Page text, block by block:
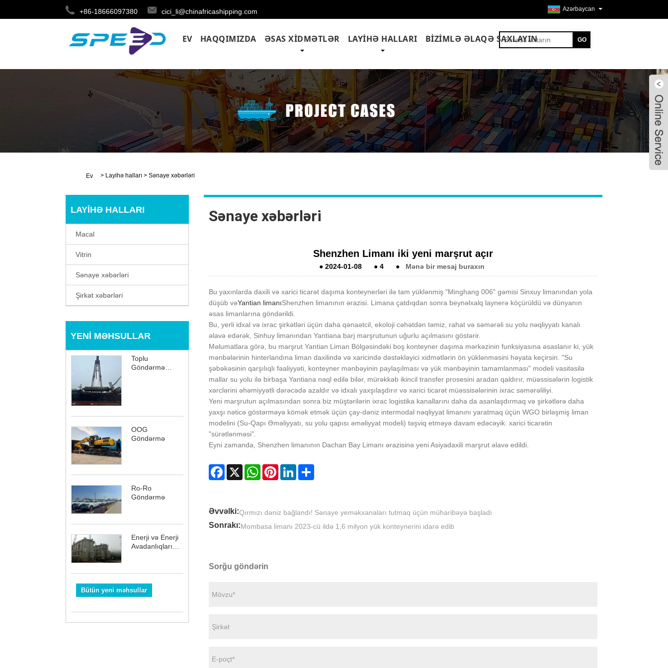
+86-18666097380 cici_li@chinafricashipping.com Azərbaycan
EV HAQQIMIZDA ƏSAS XIDMƏTLƏR LAYIHƏ HALLARI BIZIMLƏ ƏLAQƏ SAXLAYIN
Ev > Layihə halları > Sənaye xəbərləri
LAYIHƏ HALLARI
Macal
Vitrin
Sənaye xəbərləri
Şirkət xəbərləri
YENI MƏHSULLAR
Toplu
Göndərmə
OOG
Göndərmə
Ro-Ro
Göndərmə
Enerji və Enerji
Avadanlıqlarının
Bütün yeni məhsullar
Sənaye xəbərləri
Shenzhen Limanı iki yeni marşrut açır
●2024-01-08 ●4 ● Mənə bir mesaj buraxın
Bu yaxınlarda daxili və xarici ticarət daşıma konteynerləri ilə tam yüklənmiş "Minghang 006" gəmisi Sinxuy limanından yola
düşüb vəYantian limanıShenzhen limanının ərazisi. Limana çatdıqdan sonra beynəlxalq laynerə köçürüldü və dünyanın
əsas limanlarına göndərildi.
Bu, yerli idxal və ixrac şirkətləri üçün daha qənaətcil, ekoloji cəhətdən təmiz, rahat və səmərəli su yolu nəqliyyatı kanalı
əlavə edərək, Sinhuy limanından Yantiana barj marşrutunun uğurlu açılmasını göstərir.
Məlumatlara görə, bu marşrut Yantian Liman Bölgəsindəki boş konteyner daşıma mərkəzinin funksiyasına əsaslanır ki, yük
mənbələrinin hinterlandına liman daxilində və xaricində dəstəkləyici xidmətlərin ön yüklənməsini həyata keçirsin. "Su
şəbəkəsinin qarşılıqlı fəaliyyəti, konteyner mənbəyinin paylaşılması və yük mənbəyinin tamamlanması" modeli vasitəsilə
mallar su yolu ilə birbaşa Yantiana nəql edilə bilər, mürəkkəb ikincil transfer prosesini aradan qaldırır, müəssisələrin logistik
xərclərini əhəmiyyətli dərəcədə azaldır və idxalı yaxşılaşdırır və xarici ticarət müəssisələrinin ixrac səmərəliliyi.
Yeni marşrutun açılmasından sonra biz müştərilərin ixrac logistika kanallarını daha da asanlaşdırmaq və şirkətlərə daha
yaxşı nəticə göstərməyə kömək etmək üçün çay-dəniz intermodal nəqliyyat limanını yaratmaq üçün WGO birləşmiş liman
modelini (Su-Qapı Əməliyyatı, su yolu qapısı əməliyyat modeli) təşviq etməyə davam edəcəyik. xarici ticarətin
"sürətlənməsi".
Eyni zamanda, Shenzhen limanının Dachan Bay Limanı ərazisinə yeni Asiyadaxili marşrut əlavə edildi.
Facebook
X WhatsAppPinterestLinkedInShare
Əvvəlki:Qırmızı dəniz bağlandı! Sənaye yeməkxanaları tutmaq üçün müharibəyə başladı
Sonrakı:Mombasa limanı 2023-cü ildə 1,6 milyon yük konteynerini idarə edib
Sorğu göndərin